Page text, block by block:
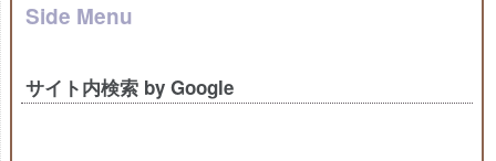
Side Menu
サイト内検索 by Google